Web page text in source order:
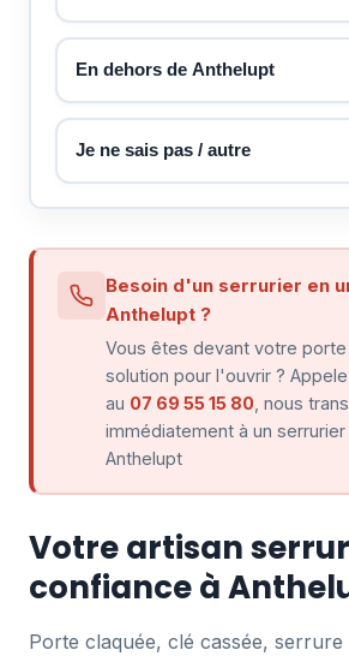
En dehors de Anthelupt
Je ne sais pas / autre
Besoin d'un serrurier en
Anthelupt ?
Vous êtes devant votre porte
solution pour l'ouvrir ?
au 07 69 55 15 80 , nous
immédiatement à un
Anthelupt
Votre artisan
confiance à
Porte claquée, clé cassée,